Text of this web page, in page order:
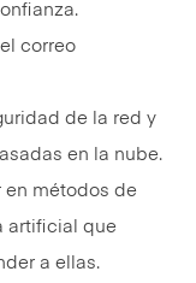
correo
de la red y
en la nube.
en métodos de
artificial que
a ellas.